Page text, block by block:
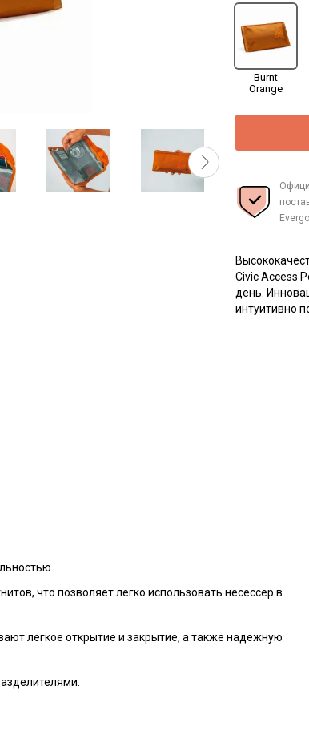
Burnt
Orange
Civic Access
день.
интуитивно
что позволяет легко использовать несессер в
легкое открытие и закрытие, а также надежную